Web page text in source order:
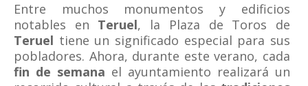
Entre muchos monumentos y edificios
notables en Teruel, la Plaza de Toros de
Teruel tiene un significado especial para sus
pobladores. Ahora, durante este verano, cada
fin de semana el ayuntamiento realizará un